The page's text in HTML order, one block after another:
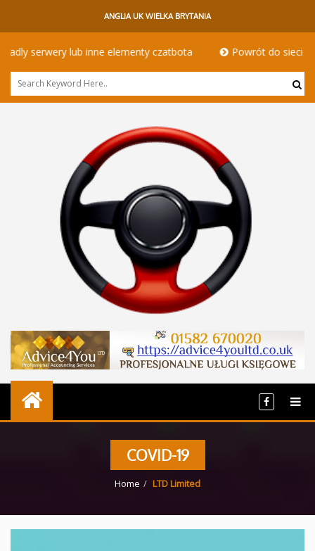
ANGLIA UK WIELKA BRYTANIA
elementy czatbota Powrót do sieci - kierowcy hgv w innym
COVID-19
Home LTD Limited